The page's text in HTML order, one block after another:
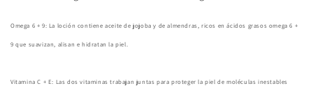
Omega 6 + 9: La loción contiene aceite de jojoba y de almendras, ricos en ácidos grasos omega 6 +
9 que suavizan, alisan e hidratan la piel.
Vitamina C + E: Las dos vitaminas trabajan juntas para proteger la piel de moléculas inestables